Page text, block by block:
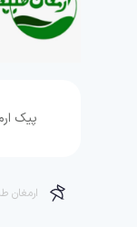
پیک
ارمغان